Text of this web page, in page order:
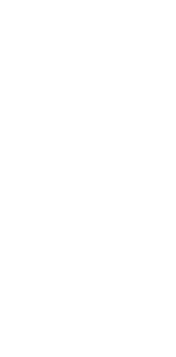
Si
Les
problème